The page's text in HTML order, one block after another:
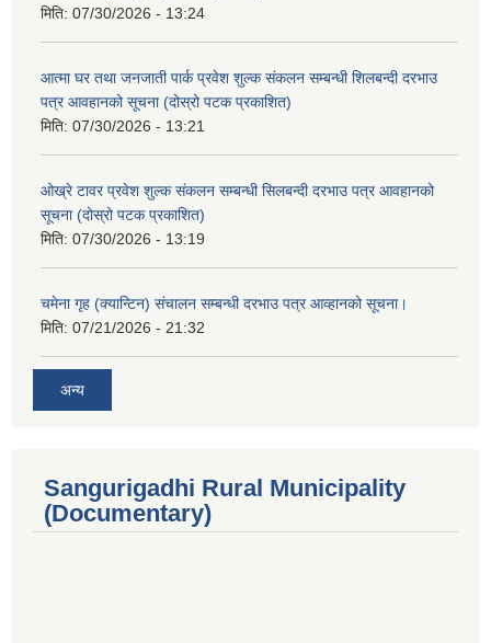
मिति: 07/30/2026 - 13:24
आत्मा घर तथा जनजाती पार्क प्रवेश शुल्क संकलन सम्बन्धी शिलबन्दी दरभाउ
पत्र आवहानको सूचना (दोस्रो पटक प्रकाशित)
मिति: 07/30/2026 - 13:21
ओख्रे टावर प्रवेश शुल्क संकलन सम्बन्धी सिलबन्दी दरभाउ पत्र आवहानको
सूचना (दोस्रो पटक प्रकाशित)
मिति: 07/30/2026 - 13:19
चमेना गृह (क्यान्टिन) संचालन सम्बन्धी दरभाउ पत्र आव्हानको सूचना।
मिति: 07/21/2026 - 21:32
अन्य
Sangurigadhi Rural Municipality
(Documentary)